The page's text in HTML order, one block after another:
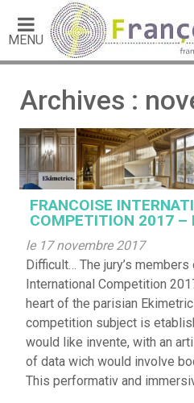
MENU
Archives :
FRANCOISE
COMPETITION 2017 –
le 17 novembre 2017
Difficult… The jury’s
International Competition
heart of the parisian
competition subject is
would like invente, with an
of data wich would involve
This performativ and